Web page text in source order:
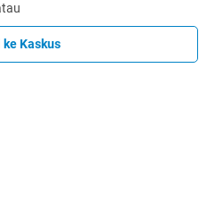
Kaskus